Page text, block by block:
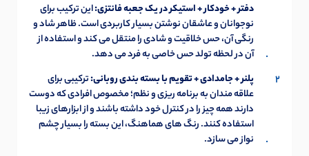
دفتر + خودکار + استیکر در یک جعبه فانتزی:این ترکیب برای
نوجوانان و عاشقان نوشتن بسیار کاربردی است. ظاهر شاد و
رنگی آن، حس خلاقیت و شادی را منتقل می کند و استفاده از
آن در لحظه تولد حس خاصی به فرد می دهد.
پلنر + جامدادی + تقویم با بسته بندی روبانی:ترکیبی برای
علاقه مندان به برنامه ریزی و نظم؛ مخصوص افرادی که دوست
دارند همه چیز را در کنترل خود داشته باشند و از ابزارهای زیبا
استفاده کنند. رنگ های هماهنگ، این بسته را بسیار چشم
نواز می سازد.